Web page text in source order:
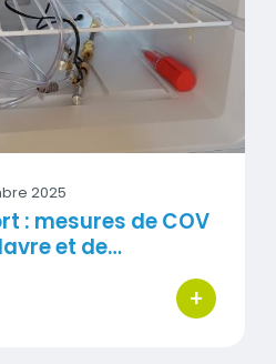
2025
: mesures de COV
et de…
+
bouton